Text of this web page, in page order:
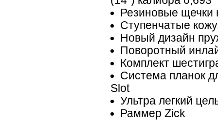
Резиновые щечки
Ступенчатые
Новый дизайн
Поворотный
Комплект
Система планок
Slot
Ультра легкий
Раммер Zick